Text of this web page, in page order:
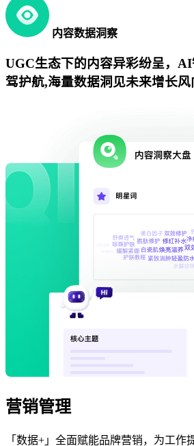
内容数据洞察
UGC生态下的内容异彩纷呈，
驾护航,海量数据洞见未来增长风
营销管理
「数据+」全面赋能品牌营销，为工作